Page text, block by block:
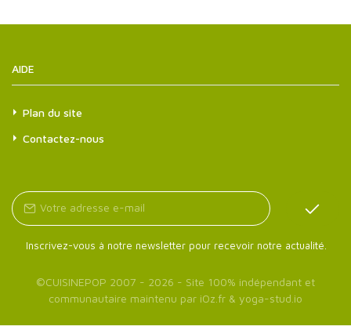
AIDE
Plan du site
Contactez-nous
Inscrivez-vous à notre newsletter pour recevoir notre actualité.
©CUISINEPOP 2007 - 2026 - Site 100% indépendant et
communautaire maintenu par iOz.fr & yoga-stud.io